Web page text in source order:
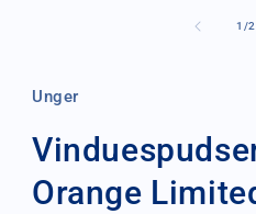
1 /af
2
Unger
Orange